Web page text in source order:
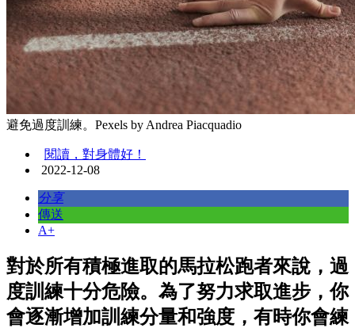
避免過度訓練。Pexels by Andrea Piacquadio
閱讀，對身體好！
2022-12-08
分享
傳送
A+
對於所有積極進取的馬拉松跑者來說，過
度訓練十分危險。為了努力求取進步，你
會逐漸增加訓練分量和強度，有時你會練